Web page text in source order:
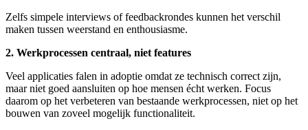
Zelfs simpele interviews of feedbackrondes kunnen het verschil
maken tussen weerstand en enthousiasme.
2. Werkprocessen centraal, niet features
Veel applicaties falen in adoptie omdat ze technisch correct zijn,
maar niet goed aansluiten op hoe mensen écht werken. Focus
daarom op het verbeteren van bestaande werkprocessen, niet op het
bouwen van zoveel mogelijk functionaliteit.